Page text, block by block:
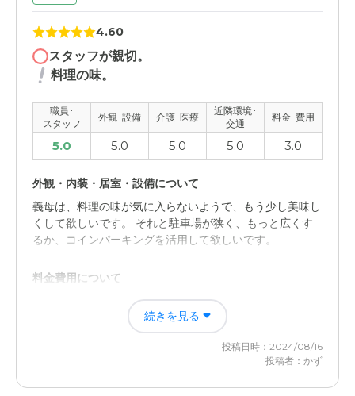
4.60
スタッフが親切。
料理の味。
職員･
スタッフ
外観･設備 介護･医療
近隣環境･
交通
料金･費用
5.0 5.0 5.0 5.0 3.0
外観・内装・居室・設備について
義母は、料理の味が気に入らないようで、もう少し美味し
くして欲しいです。 それと駐車場が狭く、もっと広くす
るか、コインパーキングを活用して欲しいです。
料金費用について
私の母親が、5年前に入居していて、費用的にも無理のな
い料金設定で、スタッフさんも非常に親切なので気に入っ
ていて、今回義母が腰椎圧迫骨折のために、住んでいた大
阪河内長野市から私の住んでいる神戸市に呼び寄せるに当
続きを見る
投稿日時：2024/08/16
投稿者：かず